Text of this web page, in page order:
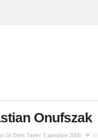
Onufszak
Dr.Dims Tayler 5 декабря 2008 10